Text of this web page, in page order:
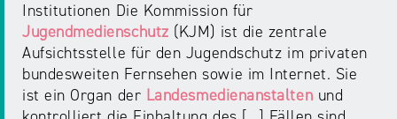
Institutionen Die Kommission für
Jugendmedienschutz (KJM) ist die zentrale
Aufsichtsstelle für den Jugendschutz im privaten
bundesweiten Fernsehen sowie im Internet. Sie
ist ein Organ der Landesmedienanstalten und